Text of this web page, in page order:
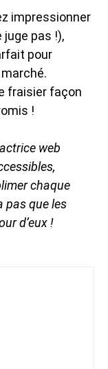
impressionner
pas !),
pour
fraisier façon
!
web
chaque
pas que les
d’eux !